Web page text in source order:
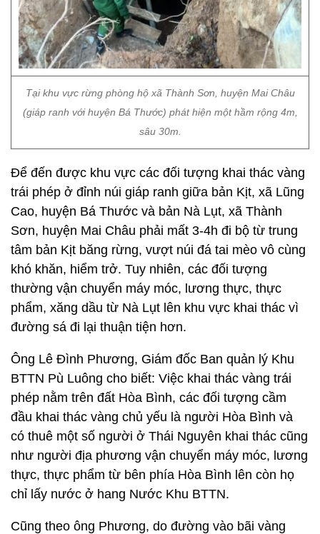
Tại khu vực rừng phòng hộ xã Thành Sơn, huyện Mai Châu
(giáp ranh với huyện Bá Thước) phát hiện một hầm rộng 4m,
sâu 30m.
Để đến được khu vực các đối tượng khai thác vàng
trái phép ở đỉnh núi giáp ranh giữa bản Kịt, xã Lũng
Cao, huyện Bá Thước và bản Nà Lụt, xã Thành
Sơn, huyện Mai Châu phải mất 3-4h đi bộ từ trung
tâm bản Kịt băng rừng, vượt núi đá tai mèo vô cùng
khó khăn, hiểm trở. Tuy nhiên, các đối tượng
thường vận chuyển máy móc, lương thực, thực
phẩm, xăng dầu từ Nà Lụt lên khu vực khai thác vì
đường sá đi lại thuận tiện hơn.
Ông Lê Đình Phương, Giám đốc Ban quản lý Khu
BTTN Pù Luông cho biết: Việc khai thác vàng trái
phép nằm trên đất Hòa Bình, các đối tượng cầm
đầu khai thác vàng chủ yếu là người Hòa Bình và
có thuê một số người ở Thái Nguyên khai thác cũng
như người địa phương vận chuyển máy móc, lương
thực, thực phẩm từ bên phía Hòa Bình lên còn họ
chỉ lấy nước ở hang Nước Khu BTTN.
Cũng theo ông Phương, do đường vào bãi vàng